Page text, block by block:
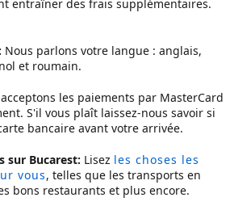
entraîner des frais supplémentaires.
Nous parlons votre langue : anglais,
et roumain.
les paiements par MasterCard
S'il vous plaît laissez-nous savoir si
bancaire avant votre arrivée.
sur Bucarest: Lisez les choses les
vous, telles que les transports en
bons restaurants et plus encore.